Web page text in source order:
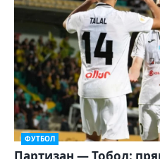
ФУТБОЛ
Партизан — Тобол: